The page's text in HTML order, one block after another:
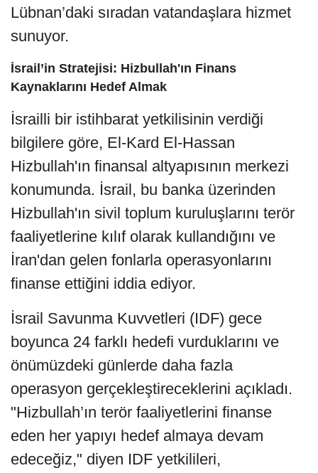
Lübnan’daki sıradan vatandaşlara hizmet
sunuyor.
İsrail’in Stratejisi: Hizbullah'ın Finans
Kaynaklarını Hedef Almak
İsrailli bir istihbarat yetkilisinin verdiği
bilgilere göre, El-Kard El-Hassan
Hizbullah'ın finansal altyapısının merkezi
konumunda. İsrail, bu banka üzerinden
Hizbullah'ın sivil toplum kuruluşlarını terör
faaliyetlerine kılıf olarak kullandığını ve
İran'dan gelen fonlarla operasyonlarını
finanse ettiğini iddia ediyor.
İsrail Savunma Kuvvetleri (IDF) gece
boyunca 24 farklı hedefi vurduklarını ve
önümüzdeki günlerde daha fazla
operasyon gerçekleştireceklerini açıkladı.
"Hizbullah’ın terör faaliyetlerini finanse
eden her yapıyı hedef almaya devam
edeceğiz," diyen IDF yetkilileri,